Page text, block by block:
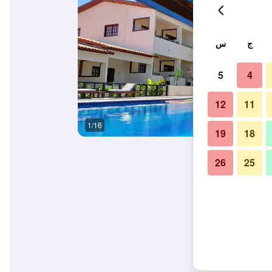
1/16
ج س
4
5
11
12
18
19
25
26